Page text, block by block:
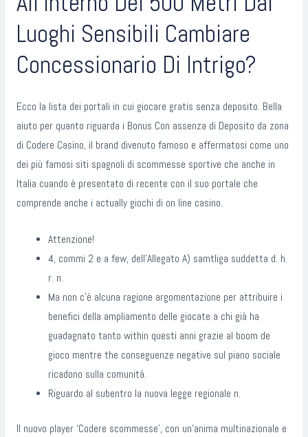
Luoghi Sensibili Cambiare
Concessionario Di Intrigo?
Ecco la lista dei portali in cui giocare gratis senza deposito. Bella
aiuto per quanto riguarda i Bonus Con assenza di Deposito da zona
di Codere Casino, il brand divenuto famoso e affermatosi come uno
dei più famosi siti spagnoli di scommesse sportive che anche in
Italia cuando è presentato di recente con il suo portale che
comprende anche i actually giochi di on line casino.
Attenzione!
4, commi 2 e a few, dell’Allegato A) samtliga suddetta d. h.
r. n.
Ma non c’è alcuna ragione argomentazione per attribuire i
benefici della ampliamento delle giocate a chi già ha
guadagnato tanto within questi anni grazie al boom de
gioco mentre the conseguenze negative sul piano sociale
ricadono sulla comunità.
Riguardo al subentro la nuova legge regionale n.
Il nuovo player ‘Codere scommesse’, con un’anima multinazionale e